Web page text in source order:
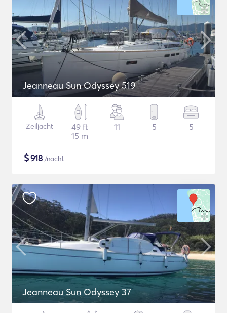
Jeanneau Sun Odyssey 519
Zeiljacht
49 ft
15 m
11 5 5
$918 /nacht
Jeanneau Sun Odyssey 37